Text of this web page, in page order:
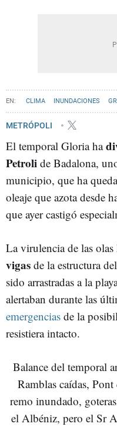
CLIMA INUNDACIONES
METRÓPOLI
El temporal Gloria ha
Petroli de Badalona,
municipio, que ha
oleaje que azota desde
que ayer castigó
La virulencia de las olas
vigas de la estructura
sido arrastradas a la
alertaban durante las
emergencias de la
resistiera intacto.
Balance del temporal
Ramblas caídas,
remo inundado,
el Albéniz, pero el Sr